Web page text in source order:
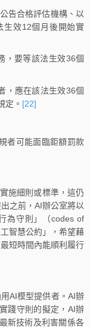
告合格評估機構、以
生效12個月後開始實
，要等該法生效36個
，應在該法生效36個
定。 [22]
者可能面臨鉅額罰款
施細則或標準，這仍
之前，AI辦公室將以
為守則」（codes of
智慧公約」，希望藉
短時間內能順利履行
AI模型提供者。AI辦
踐守則的擬定，AI辦
新技術及利害關係各